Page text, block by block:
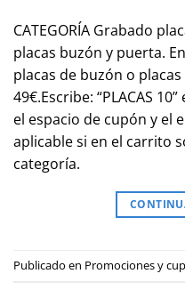
CATEGORÍA Grabado
placas buzón y puerta.
placas de buzón o
49€.Escribe: “PLACAS
el espacio de cupón y el
aplicable si en el carrito
categoría.
Publicado en Promociones y